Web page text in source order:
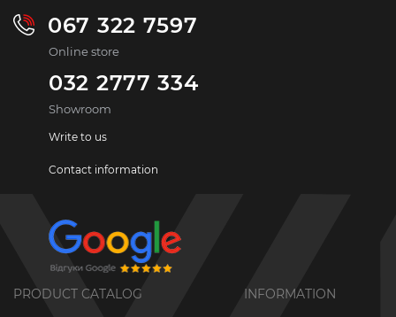
067 322 7597
Online store
032 2777 334
Showroom
Write to us
Contact information
PRODUCT CATALOG INFORMATION